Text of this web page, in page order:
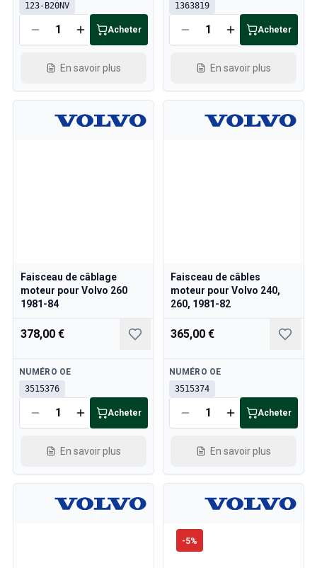
123-B20NV
Acheter
En savoir plus
1363819
Acheter
En savoir plus
Faisceau de câblage
moteur pour Volvo 260
1981-84
378,00 €
Disponible
NUMÉRO OE
3515376
Acheter
En savoir plus
Faisceau de câbles
moteur pour Volvo 240,
260, 1981-82
365,00 €
Disponible
NUMÉRO OE
3515374
Acheter
En savoir plus
-5%